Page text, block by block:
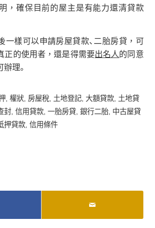
，確保目前的屋主是有能力還清貸款
一樣可以申請房屋貸款、二胎房貸，可
正的使用者，還是得需要出名人的同意
理。
,權狀, 房屋稅, 土地登記, 大額貸款, 土地貸
封,信用貸款,一胎房貸,銀行二胎, 中古屋貸
押貸款,信用條件